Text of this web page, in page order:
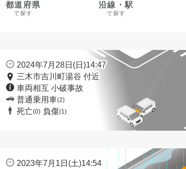
都道府県
で探す
沿線・駅
で探す
2024年7月28日(日)14:47
三木市吉川町湯谷 付近
車両相互 小破事故
普通乗用車(2)
死亡(0) 負傷(1)
2023年7月1日(土)14:54